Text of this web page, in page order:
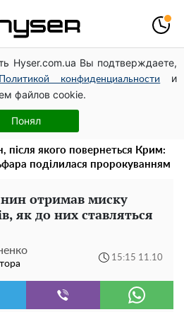
Hyser.com.ua Вы подтверждаете,
Политикой конфиденциальности
и
файлов cookie.
Понял
Конотопський вивів
через фіктивну фірму в
вилити: скільки можна
каністрі
якого повернеться Крим:
поділилася пророкуванням
отримав миску
як до них ставляться
15:15 11.10